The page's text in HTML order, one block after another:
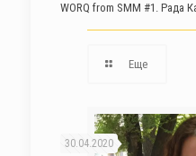
WORQ from SMM #1. Рада
Еще
30.04.2020